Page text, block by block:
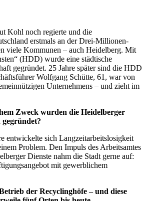
Kohl noch regierte und die
erstmals an der Drei-Millionen-
viele Kommunen – auch Heidelberg. Mit
(HDD) wurde eine städtische
gegründet. 25 Jahre später sind die HDD
Wolfgang Schütte, 61, war von
Unternehmens – und zieht im
Zweck wurden die Heidelberger
gegründet?
entwickelte sich Langzeitarbeitslosigkeit
Problem. Den Impuls des Arbeitsamtes
Dienste nahm die Stadt gerne auf:
mit gewerblichem
der Recyclinghöfe – und diese